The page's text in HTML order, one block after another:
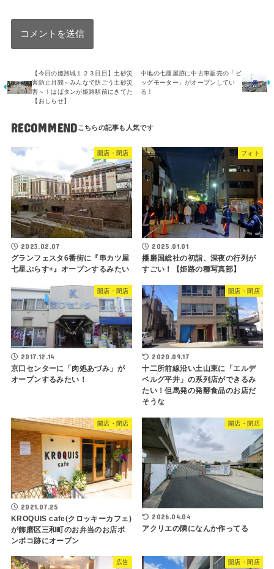
【今日の姫路城１２３日目】土砂災
害防止月間～みんなで防ごう土砂災
害～！はばタンが姫路駅前にきてた
【おしらせ】
中地の七厘屋跡に中古車販売の「ビ
ッグモーター」がオープンしてい
る！
RECOMMEND
開店・閉店
2023.02.07
グランフェスタ6番街に『串カツ屋
七星ぷらす+』オープンするみたい
フォト
2025.01.01
播磨国総社の初詣、深夜の行列が
すごい！【姫路の種写真部】
開店・閉店
2017.12.14
京口センターに「肉処あづみ」が
オープンするみたい！
開店・閉店
2020.09.17
十二所前線沿い土山東に「エルデ
ベルグ平井」の系列店ができるみ
たい！但馬発の発酵食品のお店だ
そうな
開店・閉店
2021.07.25
KROQUIS cafe(クロッキーカフェ)
が飾磨区三和町のお弁当のお店ポ
ンポコ跡にオープン
開店・閉店
2026.04.04
アクリエの隣になんか作ってる
広告 開店・閉店